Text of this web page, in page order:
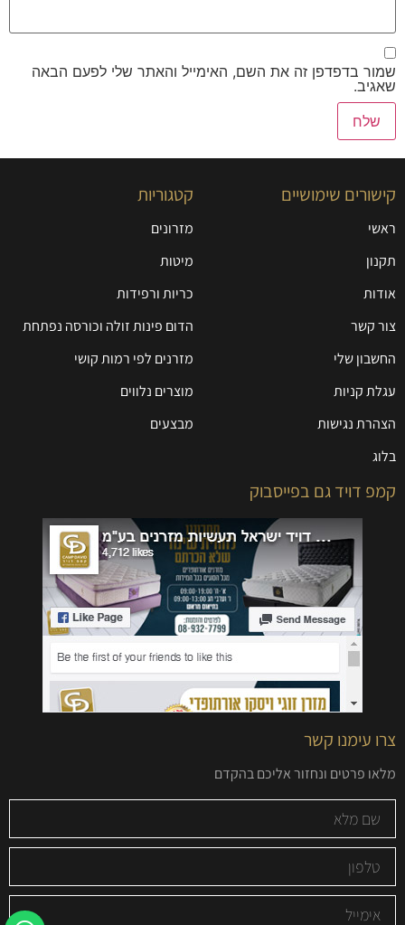
שמור בדפדפן זה את השם, האימייל והאתר שלי לפעם הבאה
שאגיב.
קישורים שימושיים
ראשי
תקנון
אודות
צור קשר
החשבון שלי
עגלת קניות
הצהרת נגישות
בלוג
קטגוריות
מזרונים
מיטות
כריות ורפידות
הדום פינות זולה וכורסה נפתחת
מזרנים לפי רמות קושי
מוצרים נלווים
מבצעים
קמפ דויד גם בפייסבוק
צרו עימנו קשר
מלאו פרטים ונחזור אליכם בהקדם